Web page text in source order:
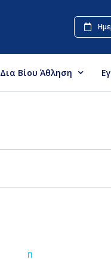
Δια Βίου Άθληση
Π